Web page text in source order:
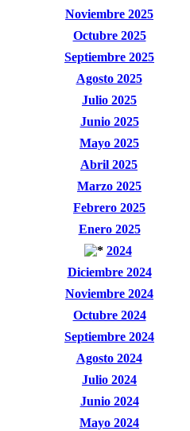
Noviembre 2025
Octubre 2025
Septiembre 2025
Agosto 2025
Julio 2025
Junio 2025
Mayo 2025
Abril 2025
Marzo 2025
Febrero 2025
Enero 2025
2024
Diciembre 2024
Noviembre 2024
Octubre 2024
Septiembre 2024
Agosto 2024
Julio 2024
Junio 2024
Mayo 2024